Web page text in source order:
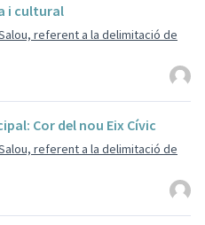
i cultural
referent a la delimitació de
Cor del nou Eix Cívic
referent a la delimitació de